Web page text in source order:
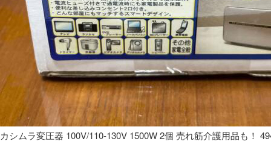
カシムラ変圧器 100V/110-130V 1500W 2個 売れ筋介護用品も！